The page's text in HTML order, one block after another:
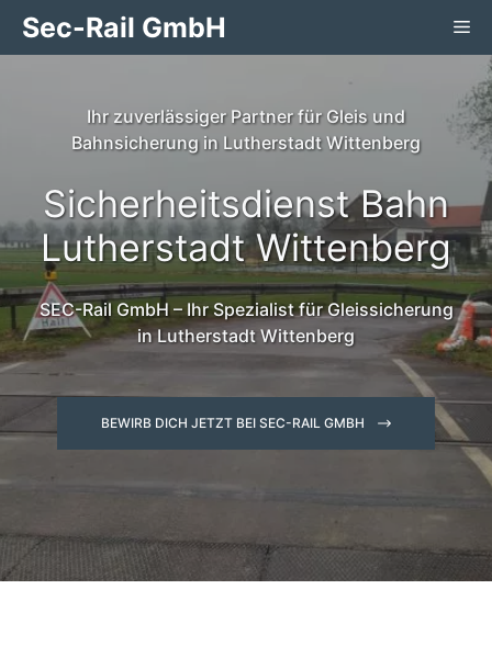
Zum
InhaltSec-Rail GmbH
Ihr zuverlässiger Partner für Gleis und
Bahnsicherung in Lutherstadt Wittenberg
Sicherheitsdienst Bahn
Lutherstadt Wittenberg
SEC-Rail GmbH – Ihr Spezialist für Gleissicherung
in Lutherstadt Wittenberg
BEWIRB DICH JETZT BEI SEC-RAIL GMBH